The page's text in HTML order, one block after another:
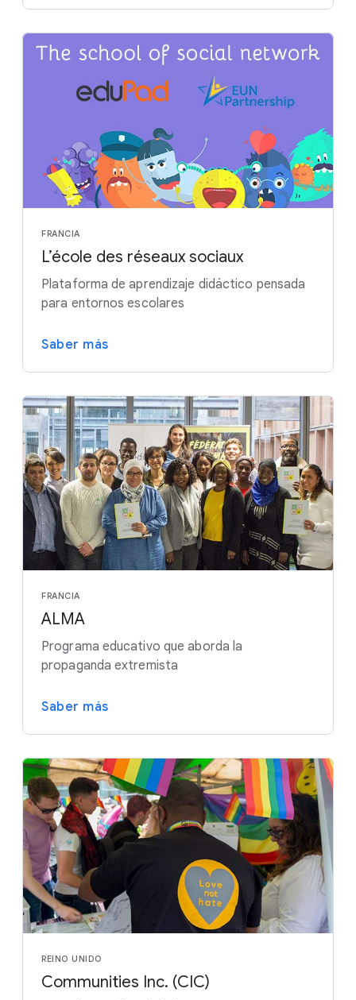
FRANCIA
L’école des réseaux sociaux
Plataforma de aprendizaje didáctico pensada
para entornos escolares
Saber más
FRANCIA
ALMA
Programa educativo que aborda la
propaganda extremista
Saber más
REINO UNIDO
Communities Inc. (CIC)